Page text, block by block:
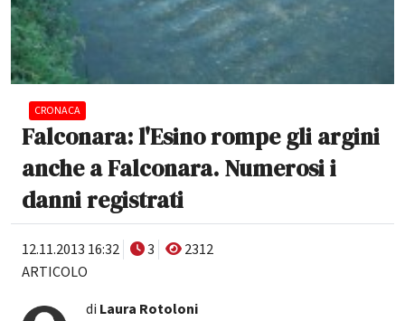
CRONACA
Falconara: l'Esino rompe gli argini
anche a Falconara. Numerosi i
danni registrati
12.11.2013 16:32 3
2312
ARTICOLO
di Laura Rotoloni